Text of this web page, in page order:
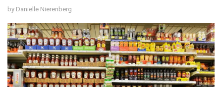
by Danielle Nierenberg